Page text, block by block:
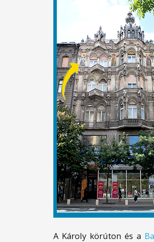
A Károly körúton és a